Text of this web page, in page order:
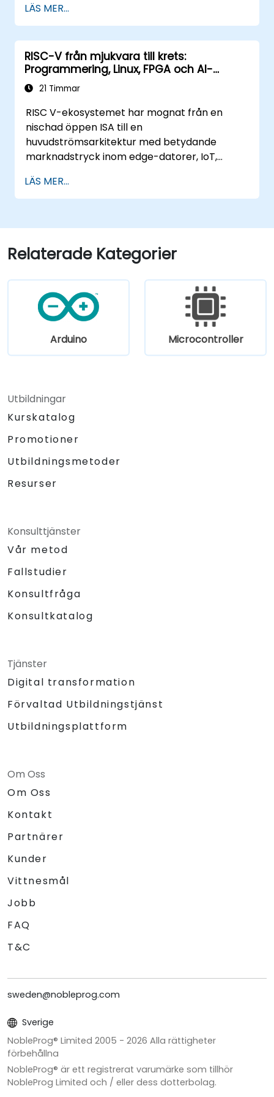
modeller på lågeffektmikrokontrollers.
Använda TensorFlow Lite och Edge
Impulse för att implementera verkliga
TinyML-applikationer.
Optimera AI-modeller för
strömförbrukningseffektivitet och
LÄS MER...
RISC-V från mjukvara till krets:
Programmering, Linux, FPGA och AI-
applikationer
21 Timmar
RISC V-ekosystemet har mognat från en
nischad öppen ISA till en
huvudströmsarkitektur med betydande
marknadstryck inom edge-datorer, IoT,
Branschrapporter identifierar ett kritiskt
talangbrist: färre än 5 000 RISC V-
uppskattning på över 15 000 öppna positioner
inom halvledarindustrin.
Nyckelrekryteringstrender visar att
arkitektur kombinerad med SoC-design, RTL-
verifiering (UVM/SystemVerilog), utveckling
av AI-acceleratorer, systemprogrammering i
Rust, konfidentiell datorkomputation och
interruptkontroller, multi-core-coherency)
och edge-AI-inferens NPUs representerar de
snabbast växande kompetensområdena.
Företag som SiFive, Qualcomm och Western
vilket driver efterfrågan på ingenjörer som
kan brygga arkitekturspecifikation,
kompetensprofil.
LÄS MER...
Relaterade Kategorier
Arduino Microcontroller
Utbildningar
Kurskatalog
Promotioner
Utbildningsmetoder
Resurser
Konsulttjänster
Vår metod
Fallstudier
Konsultfråga
Konsultkatalog
Tjänster
Digital transformation
Förvaltad Utbildningstjänst
Utbildningsplattform
Om Oss
Om Oss
Kontakt
Partnärer
Kunder
Vittnesmål
Jobb
FAQ
T&C
sweden@nobleprog.com
Sverige
NobleProg® Limited 2005 - 2026 Alla rättigheter
förbehållna
NobleProg® är ett registrerat varumärke som tillhör
NobleProg Limited och / eller dess dotterbolag.